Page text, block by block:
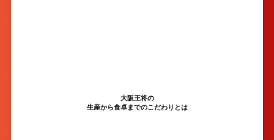
大阪王将の
生産から食卓までのこだわりとは